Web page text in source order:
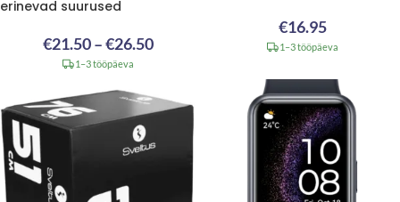
erinevad suurused
€21.50 –€26.50
1–3 tööpäeva
€16.95
1–3 tööpäeva